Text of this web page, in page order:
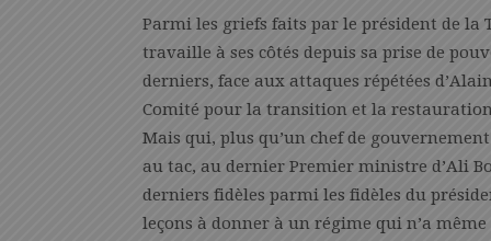
Parmi les griefs faits par le président de
travaille à ses côtés depuis sa prise de
derniers, face aux attaques répétées
Comité pour la transition et la
Mais qui, plus qu’un chef de
au tac, au dernier Premier ministre d’Ali
derniers fidèles parmi les fidèles du
leçons à donner à un régime qui n’a